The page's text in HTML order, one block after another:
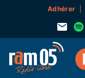
Adhérer